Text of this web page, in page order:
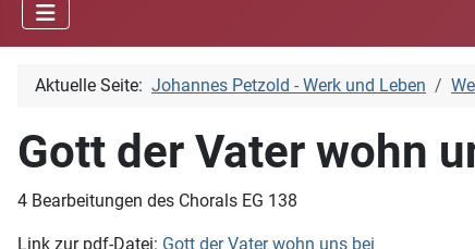
Aktuelle Seite: Johannes Petzold - Werk und Leben
Gott der Vater wohn
4 Bearbeitungen des Chorals EG 138
Link zur pdf-Datei: Gott der Vater wohn uns bei